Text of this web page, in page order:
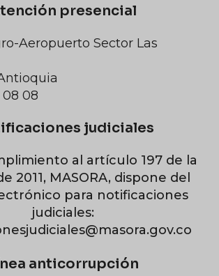
presencial
Aeropuerto Sector Las
08 08
judiciales
al artículo 197 de la
2011, MASORA, dispone del
para notificaciones
judiciales:
anticorrupción